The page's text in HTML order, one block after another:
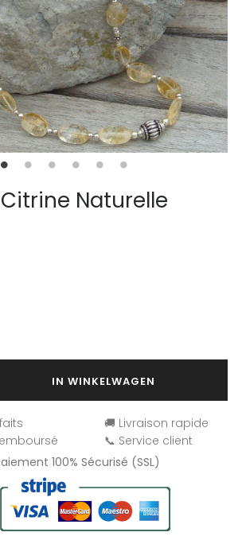
Naturelle
IN WINKELWAGEN
🚚 Livraison rapide
📞 Service client
100% Sécurisé (SSL)